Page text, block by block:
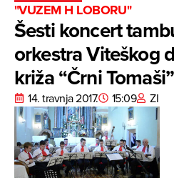
"VUZEM H LOBORU"
Šesti koncert
orkestra Viteškog
križa “Črni Tomaši”
14. travnja 2017. 15:09 ZI